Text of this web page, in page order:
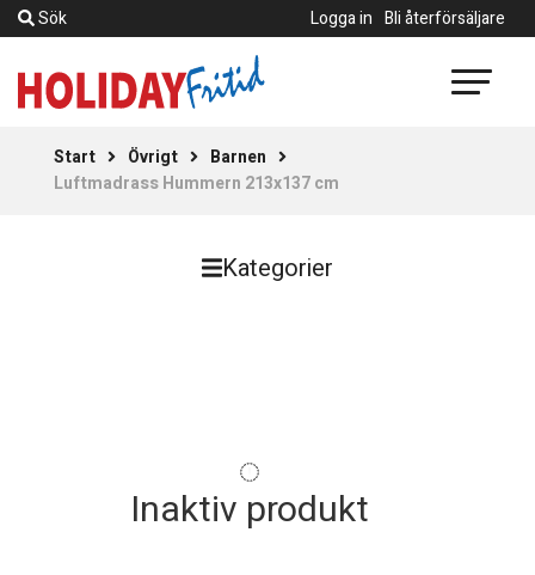
Sök Logga in Bli återförsäljare
Start Övrigt
Barnen
Luftmadrass Hummern 213x137 cm
Kategorier
Inaktiv produkt